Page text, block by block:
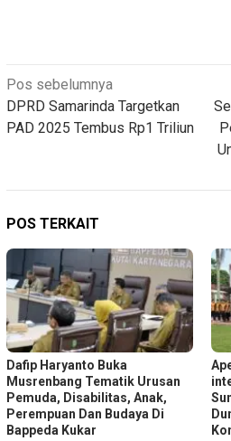
Navigasi
pos
Pos sebelumnya
DPRD Samarinda Targetkan
PAD 2025 Tembus Rp1 Triliun
POS TERKAIT
Dafip Haryanto Buka
Musrenbang Tematik Urusan
Pemuda, Disabilitas, Anak,
Perempuan Dan Budaya Di
Bappeda Kukar